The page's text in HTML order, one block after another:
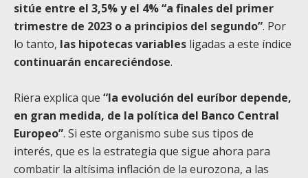
sitúe entre el 3,5% y el 4% “a finales del primer
trimestre de 2023 o a principios del segundo”. Por
lo tanto, las hipotecas variables ligadas a este índice
continuarán encareciéndose.
Riera explica que “la evolución del euríbor depende,
en gran medida, de la política del Banco Central
Europeo”. Si este organismo sube sus tipos de
interés, que es la estrategia que sigue ahora para
combatir la altísima inflación de la eurozona, a las